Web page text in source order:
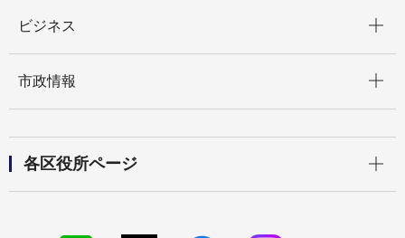
ビジネス
市政情報
各区役所ページ